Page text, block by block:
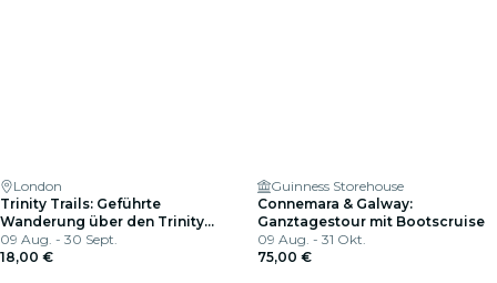
London
Trinity Trails: Geführte
Wanderung über den Trinity
College Campus
09 Aug. - 30 Sept.
18,00 €
Guinness Storehouse
Connemara & Galway:
Ganztagestour mit Bootscruise
09 Aug. - 31 Okt.
75,00 €